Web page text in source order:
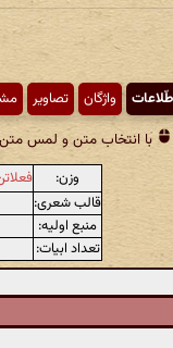
واژگان تصاویر
با انتخاب متن و لمس متن
وزن:
قالب شعری:
منبع اولیه:
تعداد ابیات: